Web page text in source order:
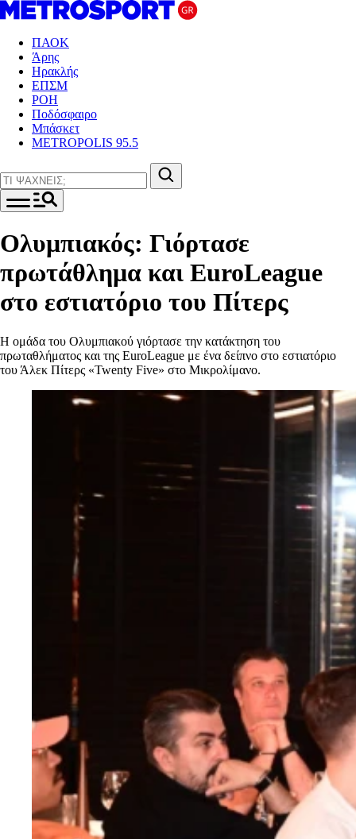
ΠΑΟΚ
Άρης
Ηρακλής
ΕΠΣΜ
ΡΟΗ
Ποδόσφαιρο
Μπάσκετ
METROPOLIS 95.5
Ολυμπιακός: Γιόρτασε
πρωτάθλημα και EuroLeague
στο εστιατόριο του Πίτερς
Η ομάδα του Ολυμπιακού γιόρτασε την κατάκτηση του
πρωταθλήματος και της EuroLeague με ένα δείπνο στο εστιατόριο
του Άλεκ Πίτερς «Twenty Five» στο Μικρολίμανο.